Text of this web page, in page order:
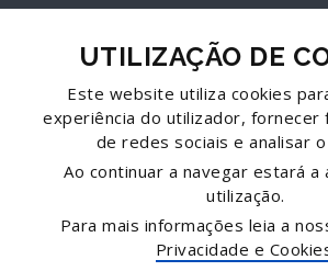
Redes Sociais
Siga-nos no facebook
Twitter
UTILIZAÇÃO DE
Este website utiliza cookies
experiência do utilizador, fornecer
de redes sociais e analisar
Ao continuar a navegar estará a
utilização.
Para mais informações leia a
Privacidade e